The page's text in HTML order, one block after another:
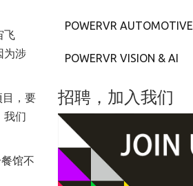
飞
为涉
目，要
我们
馆不
POWERVR AUTOMOTIVE
POWERVR VISION & AI
招聘，加入我们